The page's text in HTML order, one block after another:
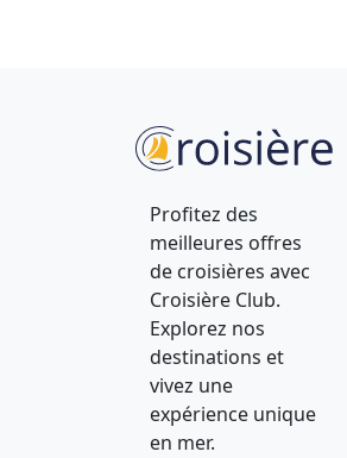
Profitez des
meilleures offres
de croisières avec
Croisière Club.
Explorez nos
destinations et
vivez une
expérience unique
en mer.